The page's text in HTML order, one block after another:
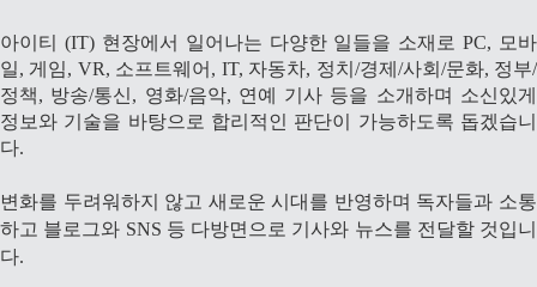
아이티 (IT) 현장에서 일어나는 다양한 일들을 소재로 PC, 모바
일, 게임, VR, 소프트웨어, IT, 자동차, 정치/경제/사회/문화, 정부/
정책, 방송/통신, 영화/음악, 연예 기사 등을 소개하며 소신있게
정보와 기술을 바탕으로 합리적인 판단이 가능하도록 돕겠습니
다.
변화를 두려워하지 않고 새로운 시대를 반영하며 독자들과 소통
하고 블로그와 SNS 등 다방면으로 기사와 뉴스를 전달할 것입니
다.